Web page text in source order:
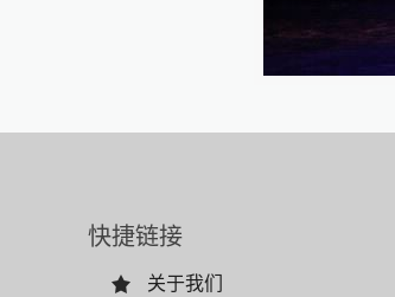
快捷链接
关于我们